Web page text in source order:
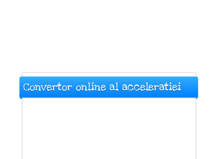
Convertor online al acceleratiei